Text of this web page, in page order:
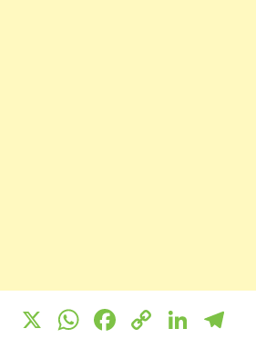
X WhatsApp
Facebook
Copy